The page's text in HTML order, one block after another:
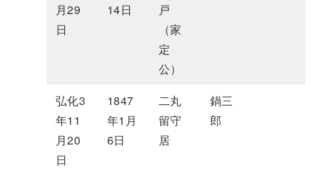
月29
日
14日
戸
（家
定
公）
弘化3
年11
月20
日
1847
年1月
6日
二丸
留守
居
鍋三
郎